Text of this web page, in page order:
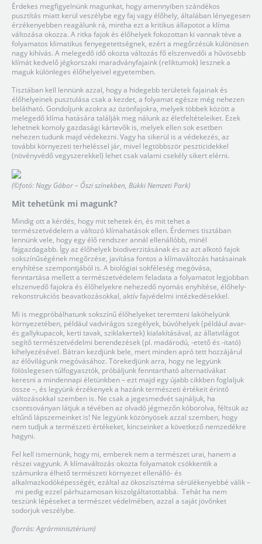
Érdekes megfigyelnünk magunkat, hogy amennyiben szándékos
pusztítás miatt kerül veszélybe egy faj vagy élőhely, általában lényegesen
érzékenyebben reagálunk rá, mintha ezt a kritikus állapotot a klíma
változása okozza. A ritka fajok és élőhelyek fokozottan ki vannak téve a
folyamatos klimatikus fenyegetettségnek, ezért a megőrzésük különösen
nagy kihívás. A melegedő idő okozta változás fő elszenvedői a hűvösebb
klímát kedvelő jégkorszaki maradványfajaink (reliktumok) lesznek a
maguk különleges élőhelyeivel egyetemben.
Tisztában kell lennünk azzal, hogy a hidegebb területek fajainak és
élőhelyeinek pusztulása csak a kezdet, a folyamat egésze még nehezen
belátható. Gondoljunk azokra az özönfajokra, melyek többek között a
melegedő klíma hatására találják meg nálunk az életfeltételeiket. Ezek
lehetnek komoly gazdasági kártevők is, melyek ellen sok esetben
nehezen tudunk majd védekezni. Vagy ha sikerül is a védekezés, az
további környezeti terheléssel jár, mivel legtöbbször peszticidekkel
(növényvédő vegyszerekkel) lehet csak valami csekély sikert elérni.
(©fotó: Nagy Gábor – Őszi színekben, Bükki Nemzeti Park)
Mit tehetünk mi magunk?
Mindig ott a kérdés, hogy mit tehetek én, és mit tehet a
természetvédelem a változó klímahatások ellen. Érdemes tisztában
lennünk vele, hogy egy élő rendszer annál ellenállóbb, minél
fajgazdagabb. Így az élőhelyek biodiverzitásának és az azt alkotó fajok
sokszínűségének megőrzése, javítása fontos a klímaváltozás hatásainak
enyhítése szempontjából is. A biológiai sokféleség megóvása,
fenntartása mellett a természetvédelem feladata a folyamatot legjobban
elszenvedő fajokra és élőhelyekre nehezedő nyomás enyhítése, élőhely-
rekonstrukciós beavatkozásokkal, aktív fajvédelmi intézkedésekkel.
Mi is megpróbálhatunk sokszínű élőhelyeket teremteni lakóhelyünk
környezetében, például vadvirágos szegélyek, búvóhelyek (például avar-
és gallykupacok, kerti tavak, sziklakertek) kialakításával, az állatvilágot
segítő természetvédelmi berendezések (pl. madárodú, -etető és -itató)
kihelyezésével. Bátran kezdjünk bele, mert minden apró tett hozzájárul
az élővilágunk megóvásához. Törekedjünk arra, hogy ne legyünk
fölöslegesen túlfogyasztók, próbáljunk fenntartható alternatívákat
keresni a mindennapi életünkben – ezt majd egy újabb cikkben foglaljuk
össze –, és legyünk érzékenyek a hazánk természeti értékeit érintő
változásokkal szemben is. Ne csak a jegesmedvét sajnáljuk, ha
csontsoványan látjuk a tévében az olvadó jégmezőn kóborolva, féltsük az
eltűnő lápszemeinket is! Ne legyünk közönyösek azzal szemben, hogy
nem tudjuk a természeti értékeket, kincseinket a következő nemzedékre
hagyni.
Fel kell ismernünk, hogy mi, emberek nem a természet urai, hanem a
részei vagyunk. A klímaváltozás okozta folyamatok csökkentik a
számunkra élhető természeti környezet ellenálló- és
alkalmazkodóképességét, ezáltal az ökoszisztéma sérülékenyebbé válik –
mi pedig ezzel párhuzamosan kiszolgáltatottabbá. Tehát ha nem
teszünk lépéseket a természet védelmében, azzal a saját jövőnket
sodorjuk veszélybe.
(forrás: Agrárminisztérium)